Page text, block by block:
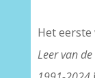
Het
Leer van